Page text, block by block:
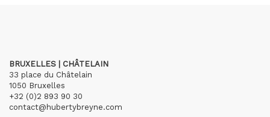
BRUXELLES | CHÂTELAIN
33 place du Châtelain
1050 Bruxelles
+32 (0)2 893 90 30
contact@hubertybreyne.com